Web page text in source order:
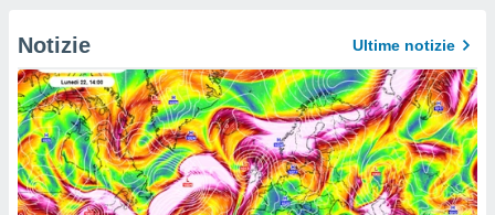
Notizie Ultime notizie